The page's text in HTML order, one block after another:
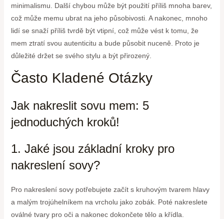
minimalismu. Další chybou může být použití příliš mnoha barev,
což může memu ubrat na jeho působivosti. A nakonec, mnoho
lidí se snaží příliš tvrdě být vtipní, což může vést k tomu, že
mem ztratí svou autenticitu a bude působit nuceně. Proto je
důležité držet se svého stylu a být přirozený.
Často Kladené Otázky
Jak nakreslit sovu mem: 5
jednoduchých kroků!
1. Jaké jsou základní kroky pro
nakreslení sovy?
Pro nakreslení sovy potřebujete začít s kruhovým tvarem hlavy
a malým trojúhelníkem na vrcholu jako zobák. Poté nakreslete
oválné tvary pro oči a nakonec dokončete tělo a křídla.